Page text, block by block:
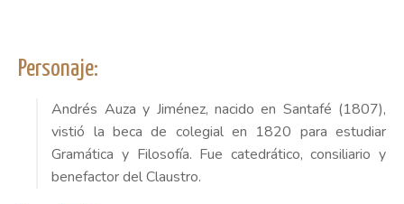
Personaje:
Andrés Auza y Jiménez, nacido en Santafé (1807),
vistió la beca de colegial en 1820 para estudiar
Gramática y Filosofía. Fue catedrático, consiliario y
benefactor del Claustro.